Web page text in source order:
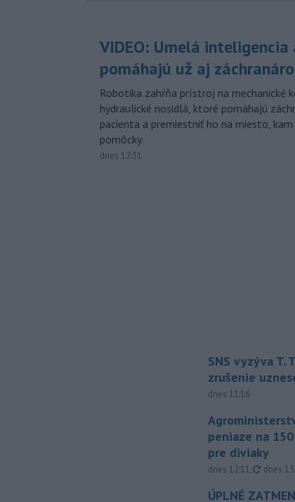
VIDEO: Umelá
pomáhajú už aj
Robotika zahŕňa prístroj na mechanické
hydraulické nosidlá, ktoré pomáhajú
pacienta a premiestniť ho na miesto,
pomôcky.
dnes 12:31
SNS vyzýva T.
zrušenie
dnes 11:16
peniaze na
pre diviaky
dnes 12:11, dnes
ÚPLNÉ